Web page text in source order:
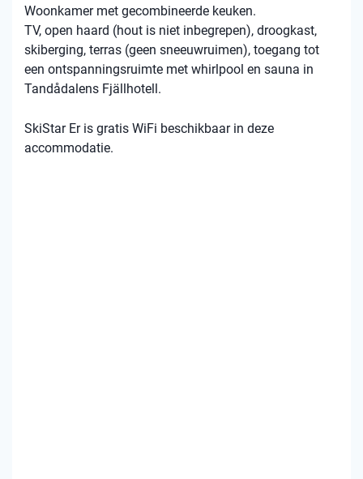
Woonkamer met gecombineerde keuken.
TV, open haard (hout is niet inbegrepen), droogkast,
skiberging, terras (geen sneeuwruimen), toegang tot
een ontspanningsruimte met whirlpool en sauna in
Tandådalens Fjällhotell.
SkiStar Er is gratis WiFi beschikbaar in deze
accommodatie.